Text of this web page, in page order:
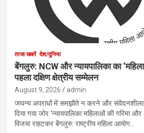
ताजा खबरें देश/दुनिया
बेंगलुरु: NCW और न्यायपालिका का
पहला दक्षिण क्षेत्रीय सम्मेलन
August 9, 2026 admin
जघन्य अपराधों में समझौते न करने और
दिया गया जोर ‘न्यायपालिका महिलाओं की गरिमा
विजया राहटकर बेंगलुरु: राष्ट्रीय महिला आयोग…